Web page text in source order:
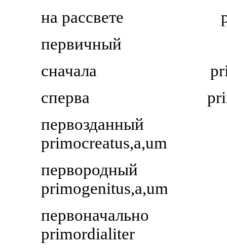
на рассвете
первичный
сначала
сперва
первозданный
primocreatus,a,um
первородный
primogenitus,a,um
первоначально
primordialiter